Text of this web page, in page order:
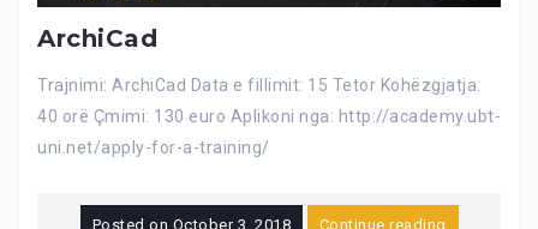
ArchiCad
Trajnimi: ArchiCad Data e fillimit: 15 Tetor Kohëzgjatja:
40 orë Çmimi: 130 euro Aplikoni nga: http://academy.ubt-
uni.net/apply-for-a-training/
Posted on October 3, 2018 Continue reading